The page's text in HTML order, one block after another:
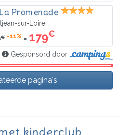
Promenade
sur-Loire
€ -11% = 179€
Gesponsord door
pagina's
kinderclub